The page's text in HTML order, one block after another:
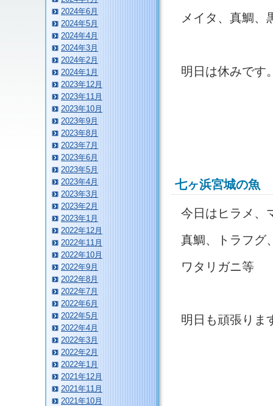
メイタ、真鯛、
明日は休みです
七ヶ浜宮城の魚
今日はヒラメ、
真鯛、トラフグ
ワタリガニ等
明日も頑張りま
2024年6月
2024年5月
2024年4月
2024年3月
2024年2月
2024年1月
2023年12月
2023年11月
2023年10月
2023年9月
2023年8月
2023年7月
2023年6月
2023年5月
2023年4月
2023年3月
2023年2月
2023年1月
2022年12月
2022年11月
2022年10月
2022年9月
2022年8月
2022年7月
2022年6月
2022年5月
2022年4月
2022年3月
2022年2月
2022年1月
2021年12月
2021年11月
2021年10月